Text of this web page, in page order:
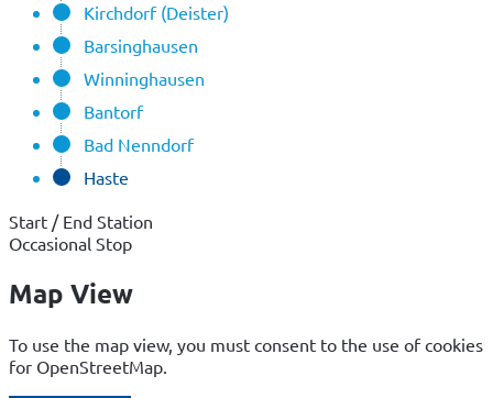
Kirchdorf (Deister)
Barsinghausen
Winninghausen
Bantorf
Bad Nenndorf
Haste
Start / End Station
Occasional Stop
Map View
To use the map view, you must consent to the use of cookies
for OpenStreetMap.